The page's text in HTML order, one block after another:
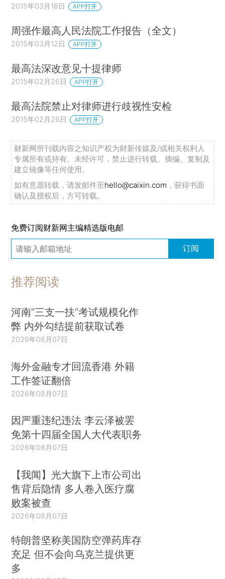
2015年03月18日 APP打开
周强作最高人民法院工作报告（全文）
2015年03月12日 APP打开
最高法深改意见十提律师
2015年02月26日 APP打开
最高法院禁止对律师进行歧视性安检
2015年02月26日 APP打开
财新网所刊载内容之知识产权为财新传媒及/或相关权利人
专属所有或持有。未经许可，禁止进行转载、摘编、复制及
建立镜像等任何使用。
如有意愿转载，请发邮件至hello@caixin.com ，获得书面
确认及授权后，方可转载。
免费订阅财新网主编精选版电邮
订阅
推荐阅读
河南“三支一扶”考试规模化作
弊 内外勾结提前获取试卷
2026年08月07日
海外金融专才回流香港 外籍
工作签证翻倍
2026年08月07日
因严重违纪违法 李云泽被罢
免第十四届全国人大代表职务
2026年08月07日
【我闻】光大旗下上市公司出
售背后隐情 多人卷入医疗腐
败案被查
2026年08月07日
特朗普坚称美国防空弹药库存
充足 但不会向乌克兰提供更
多